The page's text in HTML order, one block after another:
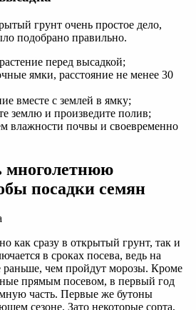
грунт очень простое дело,
подобрано правильно.
перед высадкой;
ямки, расстояние не менее 30
вместе с землей в ямку;
землю и произведите полив;
влажности почвы и своевременно
многолетнюю
посадки семян
как сразу в открытый грунт, так и
в сроках посева, ведь на
раньше, чем пройдут морозы. Кроме
прямым посевом, в первый год
часть. Первые же бутоны
сезоне. Зато некоторые сорта,